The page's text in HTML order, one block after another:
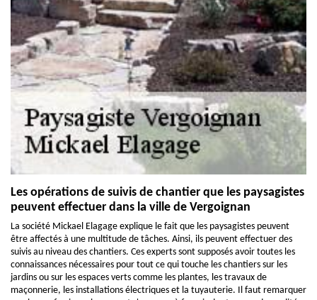
Les opérations de suivis de chantier que les paysagistes
peuvent effectuer dans la ville de Vergoignan
La société Mickael Elagage explique le fait que les paysagistes peuvent
être affectés à une multitude de tâches. Ainsi, ils peuvent effectuer des
suivis au niveau des chantiers. Ces experts sont supposés avoir toutes les
connaissances nécessaires pour tout ce qui touche les chantiers sur les
jardins ou sur les espaces verts comme les plantes, les travaux de
maçonnerie, les installations électriques et la tuyauterie. Il faut remarquer